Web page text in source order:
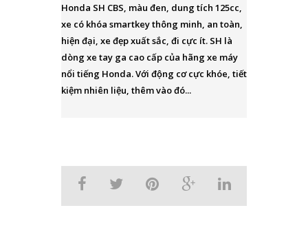
Honda SH CBS, màu đen, dung tích 125cc,
xe có khóa smartkey thông minh, an toàn,
hiện đại, xe đẹp xuất sắc, đi cực ít. SH là
dòng xe tay ga cao cấp của hãng xe máy
nổi tiếng Honda. Với động cơ cực khóe, tiết
kiệm nhiên liệu, thêm vào đó...